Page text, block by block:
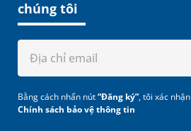
chúng tôi
Bằng cách nhấn nút“Đăng ký”, tôi xác
Chính sách bảo vệ thông tin